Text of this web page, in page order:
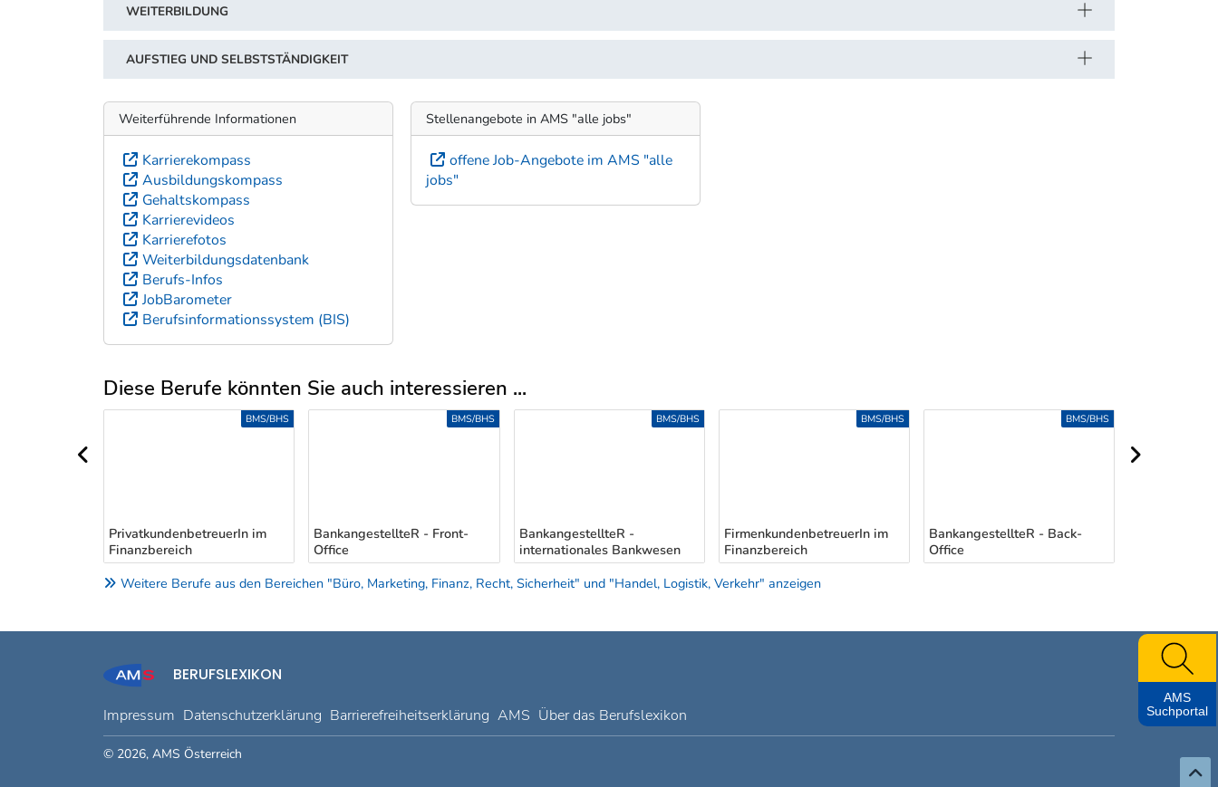
WEITERBILDUNG
AUFSTIEG UND SELBSTSTÄNDIGKEIT
Weiterführende Informationen
Karrierekompass
Ausbildungskompass
Gehaltskompass
Karrierevideos
Karrierefotos
Weiterbildungsdatenbank
Berufs-Infos
JobBarometer
Berufsinformationssystem (BIS)
Stellenangebote in AMS "alle jobs"
offene Job-Angebote im AMS "alle
jobs"
Diese Berufe könnten Sie auch interessieren ...
Uber weitere Berufsvorschläge
PrivatkundenbetreuerIn im
Finanzbereich
BMS/BHS
BankangestellteR - Front-
Office
BMS/BHS
BankangestellteR -
internationales Bankwesen
BMS/BHS
FirmenkundenbetreuerIn im
Finanzbereich
BMS/BHS
BankangestellteR - Back-
Office
BMS/BHS
Weitere Berufe aus den Bereichen "Büro, Marketing, Finanz, Recht, Sicherheit" und "Handel, Logistik, Verkehr" anzeigen
BERUFSLEXIKON
Impressum Datenschutzerklärung Barrierefreiheitserklärung AMS Über das Berufslexikon
© 2026, AMS Österreich
AMS
Suchportal